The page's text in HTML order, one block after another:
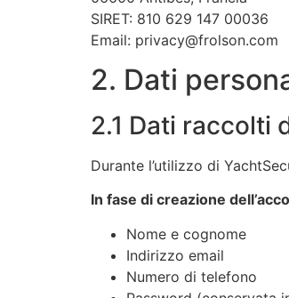
SIRET: 810 629 147 00036
Email: privacy@frolson.com
2. Dati
2.1 Dati raccolti
Durante l’utilizzo di
In fase di creazione
Nome e cognome
Indirizzo email
Numero di telefono